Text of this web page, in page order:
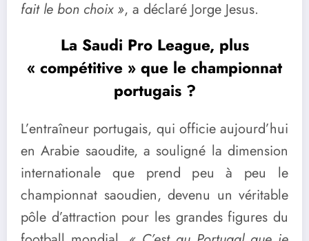
fait le bon choix », a déclaré Jorge Jesus.
La Saudi Pro League, plus
« compétitive » que le championnat
portugais ?
L’entraîneur portugais, qui officie aujourd’hui
en Arabie saoudite, a souligné la dimension
internationale que prend peu à peu le
championnat saoudien, devenu un véritable
pôle d’attraction pour les grandes figures du